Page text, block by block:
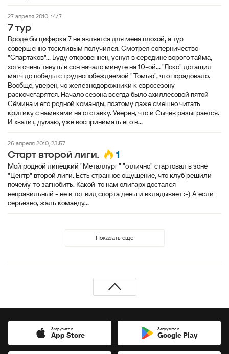
27 апреля 2010, 14:17
7 тур
Вроде бы циферка 7 не является для меня плохой, а тур
совершенно тоскливым получился. Смотрел соперничество
"Спартаков"... Буду откровеннен, уснул в середине ворого тайма,
хотя очень тянуть в сон начало минуте на 10-ой... "Локо" дотащил
матч до победы с труднопобеждаемой "Томью", что порадовало.
Вообще, уверен, чо железнодорожники к евросезону
раскочегарятся. Начало сезона всегда было ахиллесовой пятой
Сёмина и его родной команды, поэтому даже смешно читать
критику с намёками на отставку. Уверен, что и Сычёв разыграется.
И хватит, думаю, уже воспринимать его в...
26 апреля 2010, 23:57
Старт второй лиги. 1
Мой родной липецкий "Металлург" "отлично" стартовал в зоне
"Центр" второй лиги. Есть странное ощущение, что клуб решили
почему-то загнобить. Какой-то нам олигарх достался
неправильный - не в тот вид спорта деньги вкладывает :-) А если
серьёзно, жаль команду...
Показать еще
Загрузите в
App Store
Загрузите в
Google Play